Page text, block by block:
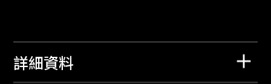
詳細資料